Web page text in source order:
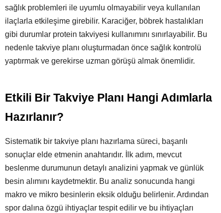
sağlık problemleri ile uyumlu olmayabilir veya kullanılan
ilaçlarla etkileşime girebilir. Karaciğer, böbrek hastalıkları
gibi durumlar protein takviyesi kullanımını sınırlayabilir. Bu
nedenle takviye planı oluşturmadan önce sağlık kontrolü
yaptırmak ve gerekirse uzman görüşü almak önemlidir.
Etkili Bir Takviye Planı Hangi Adımlarla
Hazırlanır?
Sistematik bir takviye planı hazırlama süreci, başarılı
sonuçlar elde etmenin anahtarıdır. İlk adım, mevcut
beslenme durumunun detaylı analizini yapmak ve günlük
besin alımını kaydetmektir. Bu analiz sonucunda hangi
makro ve mikro besinlerin eksik olduğu belirlenir. Ardından
spor dalına özgü ihtiyaçlar tespit edilir ve bu ihtiyaçları